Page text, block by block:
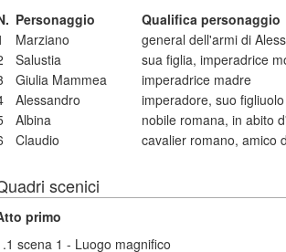
Personaggio
Qualifica personaggio
Marziano
general dell'armi di
Salustia
sua figlia, imperadrice
Giulia Mammea
imperadrice madre
Alessandro
imperadore, suo figliuolo
Albina
nobile romana, in abito
Claudio cavalier romano, amico
scenici
primo
scena 1 - Luogo magnifico